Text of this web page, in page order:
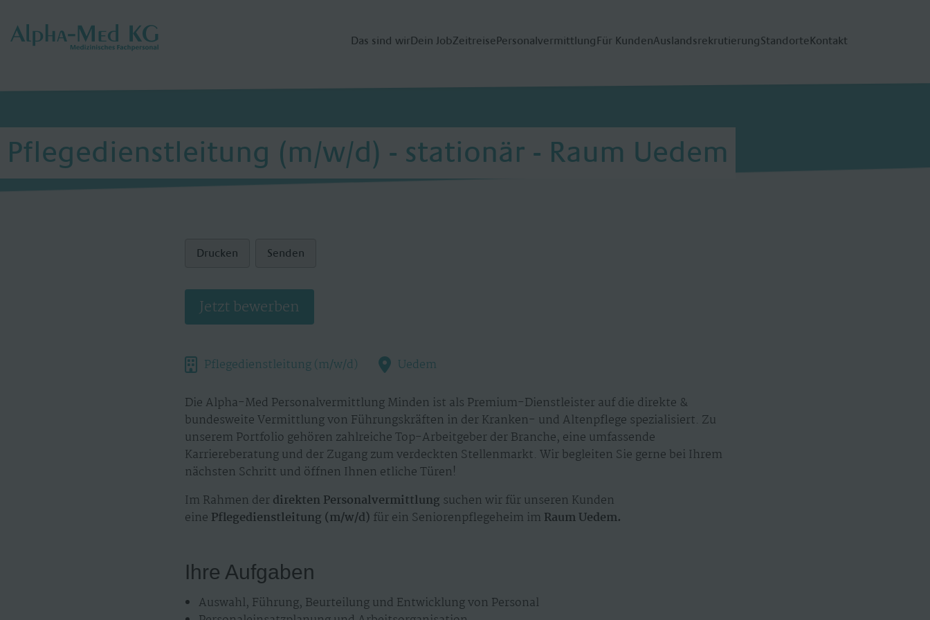
Das sind wirDein JobZeitreisePersonalvermittlung Für KundenAuslandsrekrutierungStandorteKontakt
Pflegedienstleitung (m/w/d) - stationär - Raum Uedem
Drucken Senden
Jetzt bewerben
Pflegedienstleitung (m/w/d) Uedem
Die Alpha-Med Personalvermittlung Minden ist als Premium-Dienstleister auf die direkte &
bundesweite Vermittlung von Führungskräften in der Kranken- und Altenpflege spezialisiert. Zu
unserem Portfolio gehören zahlreiche Top-Arbeitgeber der Branche, eine umfassende
Karriereberatung und der Zugang zum verdeckten Stellenmarkt. Wir begleiten Sie gerne bei Ihrem
nächsten Schritt und öffnen Ihnen etliche Türen!
Im Rahmen derdirekten Personalvermittlung suchen wir für unseren Kunden
eine Pflegedienstleitung (m/w/d) für ein Seniorenpflegeheim im Raum Uedem.
Ihre Aufgaben
Auswahl, Führung, Beurteilung und Entwicklung von Personal